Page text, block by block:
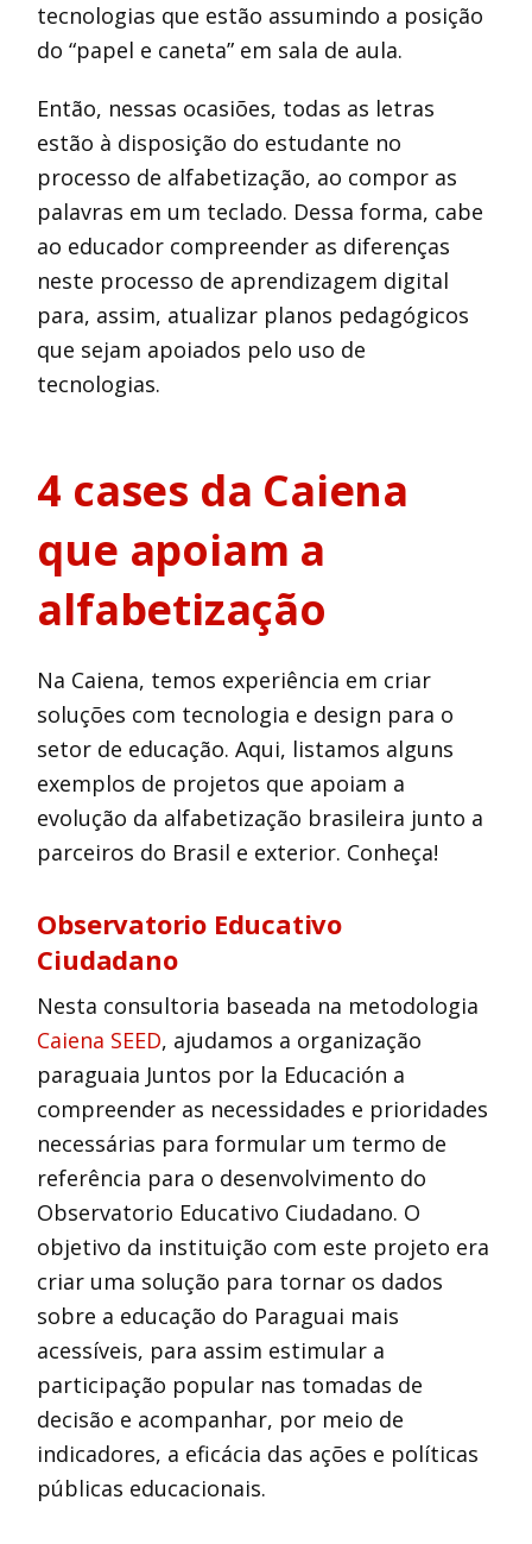
tecnologias que estão assumindo a posição
do “papel e caneta” em sala de aula.
Então, nessas ocasiões, todas as letras
estão à disposição do estudante no
processo de alfabetização, ao compor as
palavras em um teclado. Dessa forma, cabe
ao educador compreender as diferenças
neste processo de aprendizagem digital
para, assim, atualizar planos pedagógicos
que sejam apoiados pelo uso de
tecnologias.
4 cases da Caiena
que apoiam a
alfabetização
Na Caiena, temos experiência em criar
soluções com tecnologia e design para o
setor de educação. Aqui, listamos alguns
exemplos de projetos que apoiam a
evolução da alfabetização brasileira junto a
parceiros do Brasil e exterior. Conheça!
Observatorio Educativo
Ciudadano
Nesta consultoria baseada na metodologia
Caiena SEED, ajudamos a organização
paraguaia Juntos por la Educación a
compreender as necessidades e prioridades
necessárias para formular um termo de
referência para o desenvolvimento do
Observatorio Educativo Ciudadano. O
objetivo da instituição com este projeto era
criar uma solução para tornar os dados
sobre a educação do Paraguai mais
acessíveis, para assim estimular a
participação popular nas tomadas de
decisão e acompanhar, por meio de
indicadores, a eficácia das ações e políticas
públicas educacionais.